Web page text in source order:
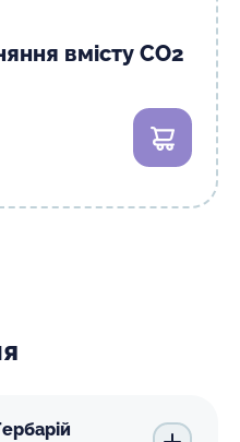
вмісту СО2
В кошик